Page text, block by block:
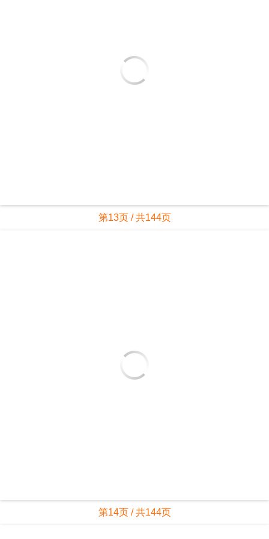
第13页 / 共144页
第14页 / 共144页